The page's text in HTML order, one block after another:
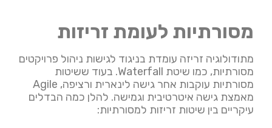
מסורתיות לעומת זריזות
מתודולוגיה זריזה עומדת בניגוד לגישות ניהול פרויקטים
מסורתיות, כמו שיטת Waterfall. בעוד ששיטות
מסורתיות עוקבות אחר גישה לינארית ורציפה, Agile
מאמצת גישה איטרטיבית וגמישה. להלן כמה הבדלים
עיקריים בין שיטות זריזות למסורתיות: